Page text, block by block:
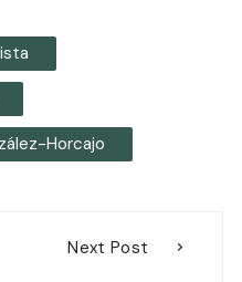
Horcajo
Next Post